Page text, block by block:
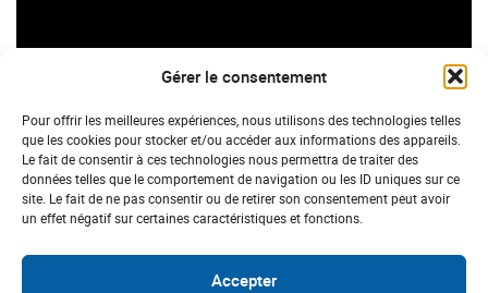
Gérer le consentement
Pour offrir les meilleures expériences, nous utilisons des technologies telles
que les cookies pour stocker et/ou accéder aux informations des appareils.
Le fait de consentir à ces technologies nous permettra de traiter des
données telles que le comportement de navigation ou les ID uniques sur ce
site. Le fait de ne pas consentir ou de retirer son consentement peut avoir
un effet négatif sur certaines caractéristiques et fonctions.
Accepter